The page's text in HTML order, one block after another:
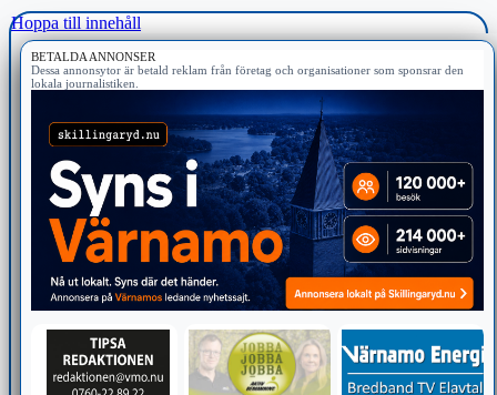
Hoppa till innehåll
BETALDA ANNONSER
Dessa annonsytor är betald reklam från företag och organisationer som sponsrar den
lokala journalistiken.